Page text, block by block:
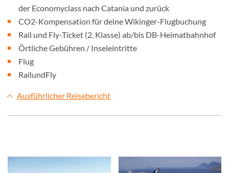
der Economyclass nach Catania und zurück
CO2-Kompensation für deine Wikinger-Flugbuchung
Rail und Fly-Ticket (2. Klasse) ab/bis DB-Heimatbahnhof
Örtliche Gebühren / Inseleintritte
Flug
RailundFly
Ausführlicher Reisebericht